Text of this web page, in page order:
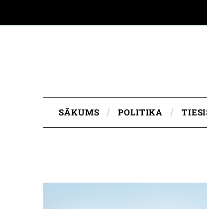
SĀKUMS POLITIKA